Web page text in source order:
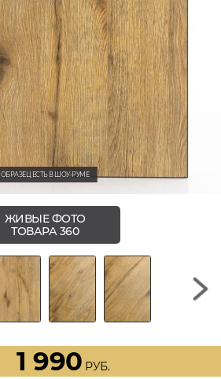
ОБРАЗЕЦ ЕСТЬ В ШОУ-РУМЕ
ЖИВЫЕ ФОТО
ТОВАРА 360
1 990 РУБ.